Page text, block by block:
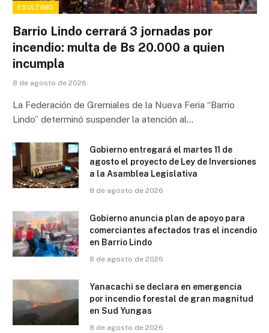
ESÚLTIMO
Barrio Lindo cerrará 3 jornadas por
incendio: multa de Bs 20.000 a quien
incumpla
8 de agosto de 2026
La Federación de Gremiales de la Nueva Feria “Barrio
Lindo” determinó suspender la atención al…
Gobierno entregará el martes 11 de
agosto el proyecto de Ley de Inversiones
a la Asamblea Legislativa
8 de agosto de 2026
Gobierno anuncia plan de apoyo para
comerciantes afectados tras el incendio
en Barrio Lindo
8 de agosto de 2026
Yanacachi se declara en emergencia
por incendio forestal de gran magnitud
en Sud Yungas
8 de agosto de 2026